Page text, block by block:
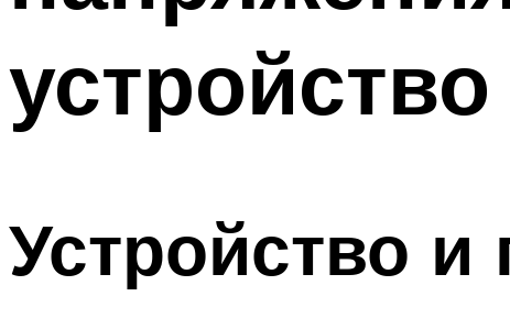
устройство
Устройство